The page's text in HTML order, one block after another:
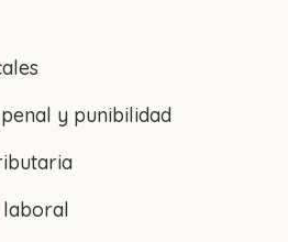
y punibilidad
laboral